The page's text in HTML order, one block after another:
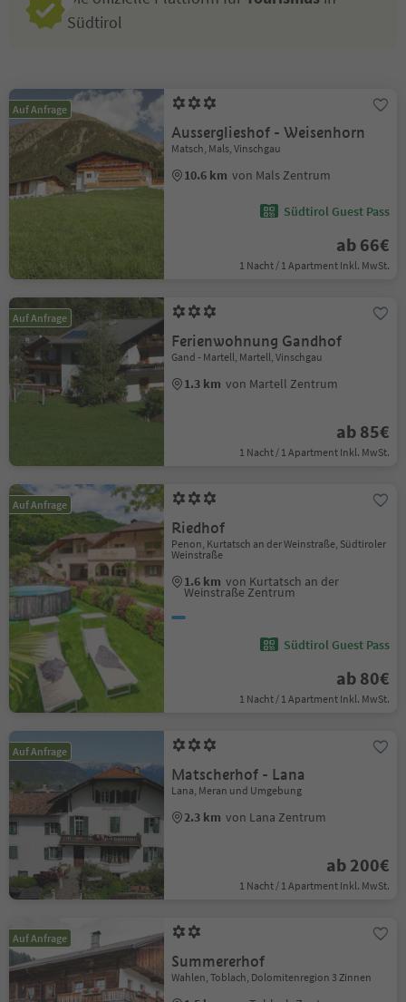
Südtirol
Auf Anfrage
Ausserglieshof - Weisenhorn
Matsch, Mals, Vinschgau
10.6 km von Mals Zentrum
Südtirol Guest Pass
ab 66€
1 Nacht / 1 Apartment Inkl. MwSt.
Auf Anfrage
Ferienwohnung Gandhof
Gand - Martell, Martell, Vinschgau
1.3 km von Martell Zentrum
ab 85€
1 Nacht / 1 Apartment Inkl. MwSt.
Auf Anfrage
Riedhof
Penon, Kurtatsch an der Weinstraße, Südtiroler
Weinstraße
1.6 km von Kurtatsch an der
Weinstraße Zentrum
Südtirol Guest Pass
ab 80€
1 Nacht / 1 Apartment Inkl. MwSt.
Auf Anfrage
Matscherhof - Lana
Lana, Meran und Umgebung
2.3 km von Lana Zentrum
ab 200€
1 Nacht / 1 Apartment Inkl. MwSt.
Auf Anfrage
Summererhof
Wahlen, Toblach, Dolomitenregion 3 Zinnen